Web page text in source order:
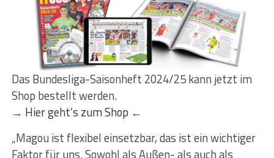
Das Bundesliga-Saisonheft 2024/25 kann jetzt im
Shop bestellt werden.
→ Hier geht’s zum Shop ←
„Magou ist flexibel einsetzbar, das ist ein wichtiger
Faktor für uns. Sowohl als Außen- als auch als